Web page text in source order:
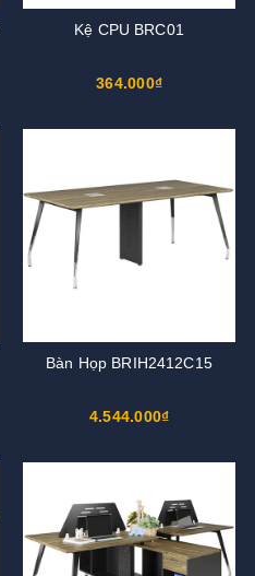
Kệ CPU BRC01
364.000₫
Bàn Họp BRIH2412C15
4.544.000₫